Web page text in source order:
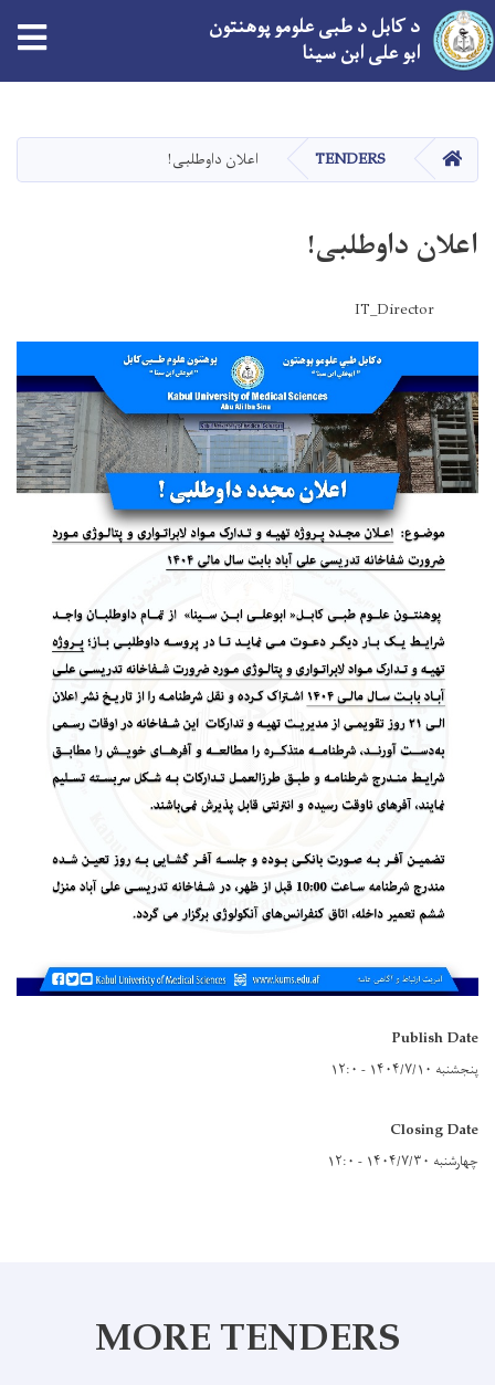
دانګل
د کابل د طبی علومو پوهنتون
ابو علی ابن سینا
کور TENDERS اعلان داوطلبی!
اعلان داوطلبی!
IT_Director
Publish Date
پنجشنبه ۱۴۰۴/۷/۱۰ - ۱۲:۰
Closing Date
چهارشنبه ۱۴۰۴/۷/۳۰ - ۱۲:۰
MORE TENDERS